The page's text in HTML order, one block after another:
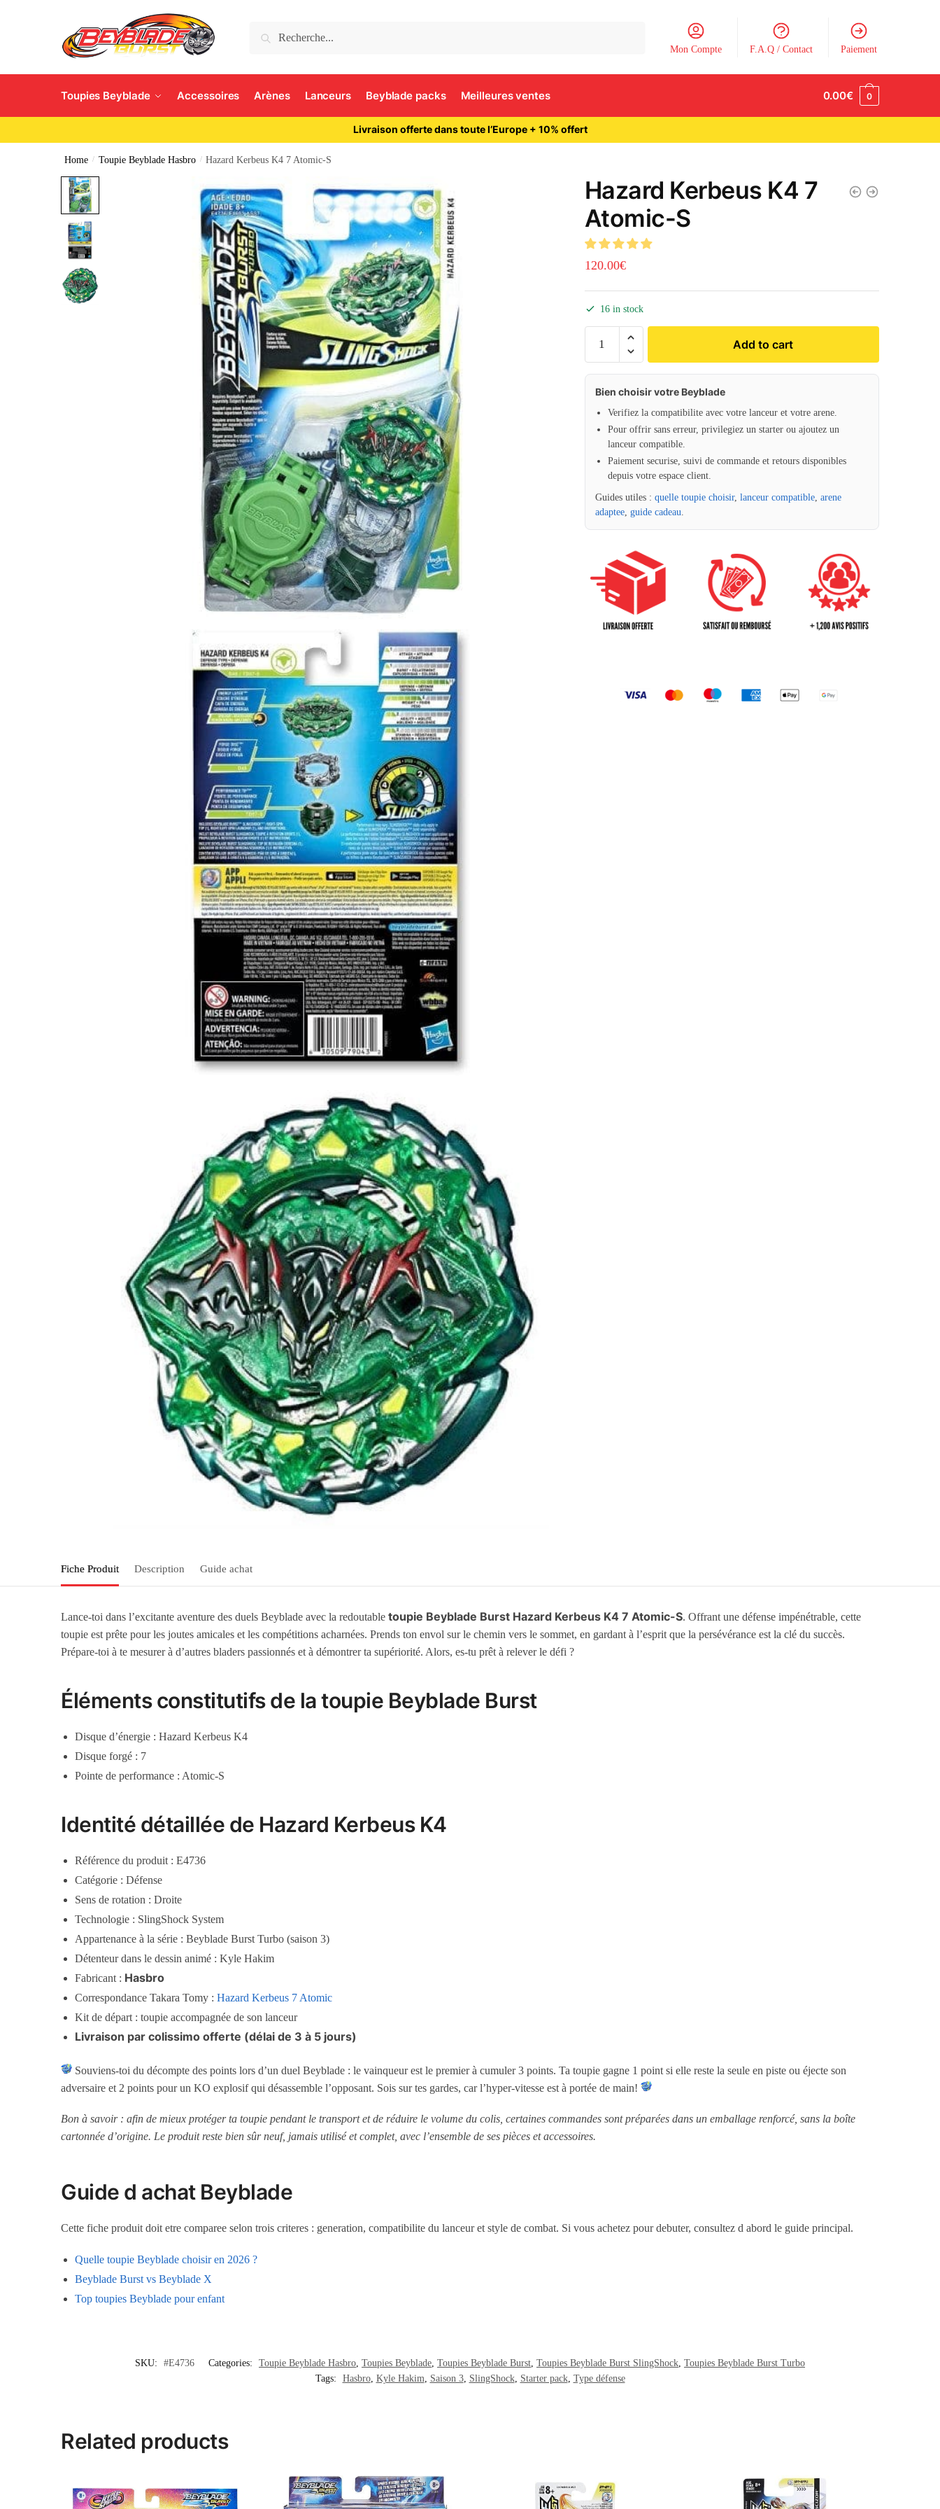
Search
Mon Compte F.A.Q / Contact Paiement
Toupies Beyblade Accessoires Arènes Lanceurs Beyblade packs Meilleures ventes 0.00€ 0
Livraison offerte dans toute l’Europe + 10% offert
Home / Toupie Beyblade Hasbro / Hazard Kerbeus K4 7 Atomic-S
Hazard Kerbeus K4 7
Atomic-S
120.00€
16 in stock
Add to cart
Bien choisir votre Beyblade
Verifiez la compatibilite avec votre lanceur et votre arene.
Pour offrir sans erreur, privilegiez un starter ou ajoutez un
lanceur compatible.
Paiement securise, suivi de commande et retours disponibles
depuis votre espace client.
Guides utiles : quelle toupie choisir, lanceur compatible, arene
adaptee, guide cadeau
Fiche Produit Description Guide achat
Lance-toi dans l’excitante aventure des duels Beyblade avec la redoutabletoupie Beyblade Burst Hazard Kerbeus K4 7 Atomic-S. Offrant une défense impénétrable, cette
toupie est prête pour les joutes amicales et les compétitions acharnées. Prends ton envol sur le chemin vers le sommet, en gardant à l’esprit que la persévérance est la clé du succès.
Prépare-toi à te mesurer à d’autres bladers passionnés et à démontrer ta supériorité. Alors, es-tu prêt à relever le défi ?
Éléments constitutifs de la toupie Beyblade Burst
Disque d’énergie : Hazard Kerbeus K4
Disque forgé : 7
Pointe de performance : Atomic-S
Identité détaillée de Hazard Kerbeus K4
Référence du produit : E4736
Catégorie : Défense
Sens de rotation : Droite
Technologie : SlingShock System
Appartenance à la série : Beyblade Burst Turbo (saison 3)
Détenteur dans le dessin animé : Kyle Hakim
Fabricant : Hasbro
Correspondance Takara Tomy :Hazard Kerbeus 7 Atomic
Kit de départ : toupie accompagnée de son lanceur
Livraison par colissimo offerte (délai de 3 à 5 jours)
Souviens-toi du décompte des points lors d’un duel Beyblade : le vainqueur est le premier à cumuler 3 points. Ta toupie gagne 1 point si elle reste la seule en piste ou éjecte son
adversaire et 2 points pour un KO explosif qui désassemble l’opposant. Sois sur tes gardes, car l’hyper-vitesse est à portée de main!
Bon à savoir : afin de mieux protéger ta toupie pendant le transport et de réduire le volume du colis, certaines commandes sont préparées dans un emballage renforcé, sans la boîte
cartonnée d’origine. Le produit reste bien sûr neuf, jamais utilisé et complet, avec l’ensemble de ses pièces et accessoires.
Guide d achat Beyblade
Cette fiche produit doit etre comparee selon trois criteres : generation, compatibilite du lanceur et style de combat. Si vous achetez pour debuter, consultez d abord le guide principal.
Quelle toupie Beyblade choisir en 2026 ?
Beyblade Burst vs Beyblade X
Top toupies Beyblade pour enfant
SKU: #E4736 Categories: Toupie Beyblade Hasbro, Toupies Beyblade, Toupies Beyblade Burst, Toupies Beyblade Burst SlingShock, Toupies Beyblade Burst Turbo
Tags:
Hasbro, Kyle Hakim, Saison 3, SlingShock, Starter pack, Type défense
Related products